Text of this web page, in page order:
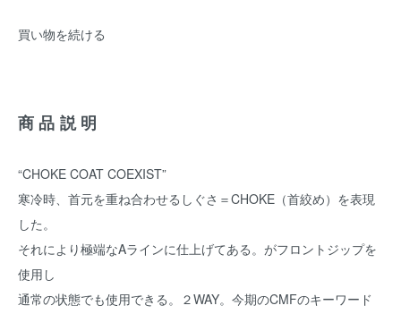
買い物を続ける
商品説明
“CHOKE COAT COEXIST”
寒冷時、首元を重ね合わせるしぐさ＝CHOKE（首絞め）を表現
した。
それにより極端なAラインに仕上げてある。がフロントジップを
使用し
通常の状態でも使用できる。２WAY。今期のCMFのキーワード